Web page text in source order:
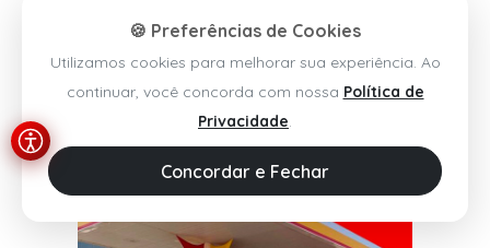
🍪 Preferências de Cookies
Utilizamos cookies para melhorar sua experiência. Ao
continuar, você concorda com nossa Política de
Privacidade.
Concordar e Fechar